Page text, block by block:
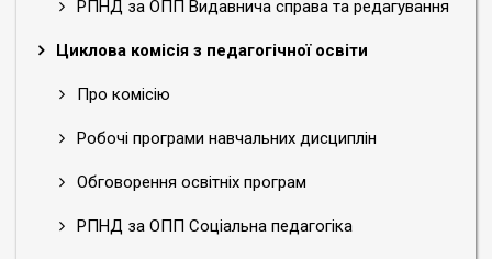
РПНД за ОПП Видавнича справа та редагування
Циклова комісія з педагогічної освіти
Про комісію
Робочі програми навчальних дисциплін
Обговорення освітніх програм
РПНД за ОПП Соціальна педагогіка